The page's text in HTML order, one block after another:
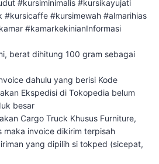
#kursiminimalis #kursikayujati
#kursicaffe #kursimewah #almarihias
#kamarkekinianInformasi
berat dihitung 100 gram sebagai
dahulu yang berisi Kode
Ekspedisi di Tokopedia belum
besar
Cargo Truck Khusus Furniture,
maka invoice dikirim terpisah
yang dipilih si tokped (sicepat,